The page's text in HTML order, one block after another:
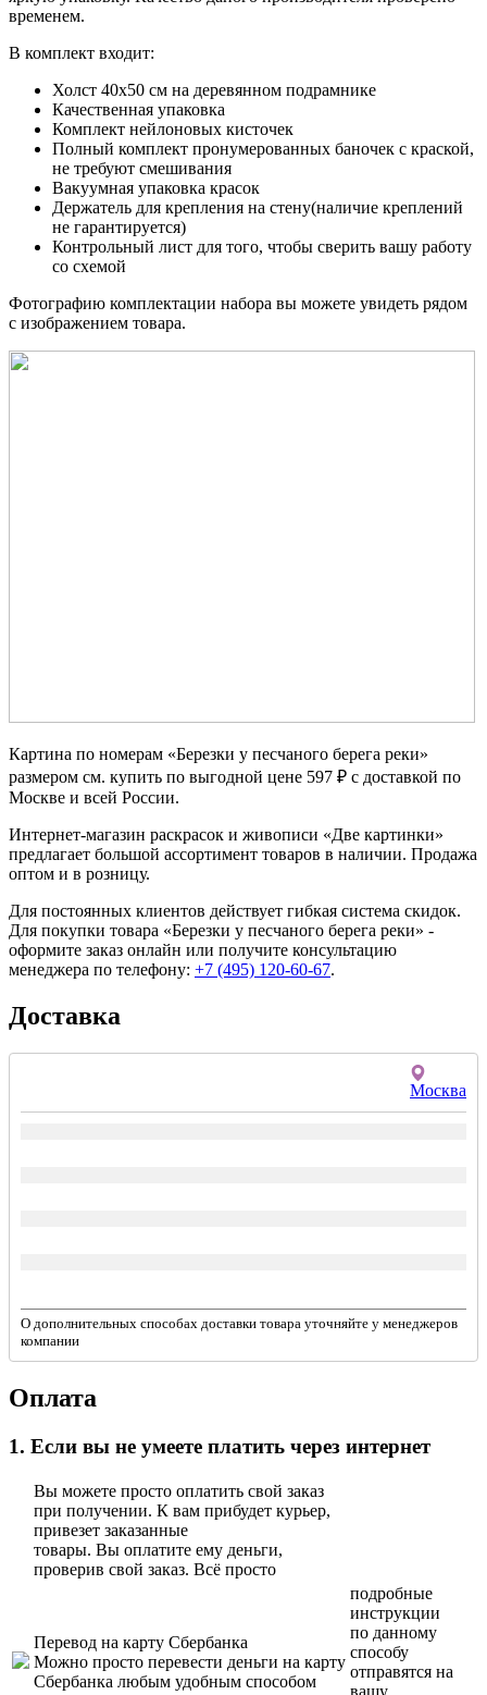
временем.
В комплект входит:
Холст 40x50 см на деревянном подрамнике
Качественная упаковка
Комплект нейлоновых кисточек
Полный комплект пронумерованных баночек с краской,
не требуют смешивания
Вакуумная упаковка красок
Держатель для крепления на стену(наличие креплений
не гарантируется)
Контрольный лист для того, чтобы сверить вашу работу
со схемой
Фотографию комплектации набора вы можете увидеть рядом
с изображением товара.
Картина по номерам «Березки у песчаного берега реки»
размером см. купить по выгодной цене 597 ₽ с доставкой по
Москве и всей России.
Интернет-магазин раскрасок и живописи «Две картинки»
предлагает большой ассортимент товаров в наличии. Продажа
оптом и в розницу.
Для постоянных клиентов действует гибкая система скидок.
Для покупки товара «Березки у песчаного берега реки» -
оформите заказ онлайн или получите консультацию
менеджера по телефону: +7 (495) 120-60-67.
Доставка
Москва
О дополнительных способах доставки товара уточняйте у менеджеров
компании
Оплата
1. Если вы не умеете платить через интернет
Вы можете просто оплатить свой заказ
при получении. К вам прибудет курьер,
привезет заказанные
товары. Вы оплатите ему деньги,
проверив свой заказ. Всё просто
Перевод на карту Сбербанка
Можно просто перевести деньги на карту
Сбербанка любым удобным способом
подробные
инструкции
по данному
способу
отправятся на